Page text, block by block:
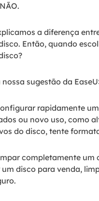
a diferença
Então, quando
nossa sugestão da
rapidamente
ou novo uso, como
do disco, tente
completamente um
disco para venda,